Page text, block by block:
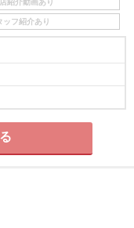
ッフ紹介あり